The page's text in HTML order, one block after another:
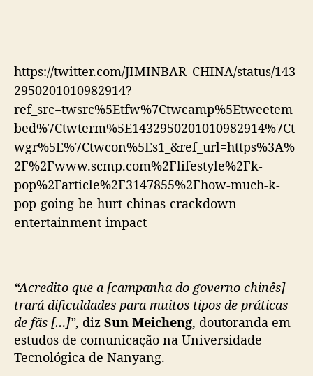
https://twitter.com/JIMINBAR_CHINA/status/143
2950201010982914?
ref_src=twsrc%5Etfw%7Ctwcamp%5Etweetem
bed%7Ctwterm%5E1432950201010982914%7Ct
wgr%5E%7Ctwcon%5Es1_&ref_url=https%3A%
2F%2Fwww.scmp.com%2Flifestyle%2Fk-
pop%2Farticle%2F3147855%2Fhow-much-k-
pop-going-be-hurt-chinas-crackdown-
entertainment-impact
“Acredito que a [campanha do governo chinês]
trará dificuldades para muitos tipos de práticas
de fãs […]”, diz Sun Meicheng, doutoranda em
estudos de comunicação na Universidade
Tecnológica de Nanyang.